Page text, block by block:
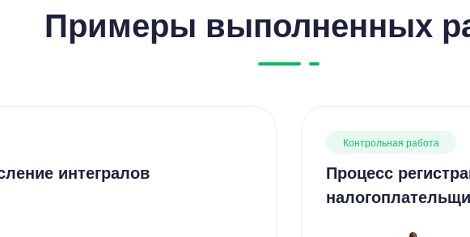
Примеры выполненных
интегралов
Контрольная работа
Процесс